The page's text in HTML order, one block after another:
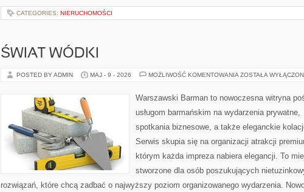
CATEGORIES: NIERUCHOMOŚCI
ŚWIAT WÓDKI
POSTED BY ADMIN MAJ - 9 - 2026 MOŻLIWOŚĆ KOMENTOWANIA ŚWIAT
ZOSTAŁA
Warszawski Barman to nowoczesna witryna
usługom barmańskim na wydarzenia prywatne,
spotkania biznesowe, a także eleganckie
Serwis skupia się na organizacji atrakcji
którym każda impreza nabiera elegancji. To
stworzone dla osób poszukujących
rozwiązań, które chcą zadbać o najwyższy poziom organizowanego wydarzenia.